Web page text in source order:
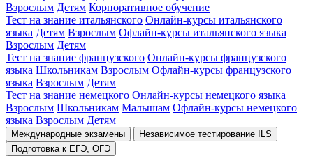
Взрослым Детям Корпоративное обучение
Тест на знание итальянского Онлайн-курсы итальянского
языка Детям Взрослым Офлайн-курсы итальянского языка
Взрослым Детям
Тест на знание французского Онлайн-курсы французского
языка Школьникам Взрослым Офлайн-курсы французского
языка Взрослым Детям
Тест на знание немецкого Онлайн-курсы немецкого языка
Взрослым Школьникам Малышам Офлайн-курсы немецкого
языка Взрослым Детям
Международные экзамены
Независимое тестирование ILS
Подготовка к ЕГЭ, ОГЭ